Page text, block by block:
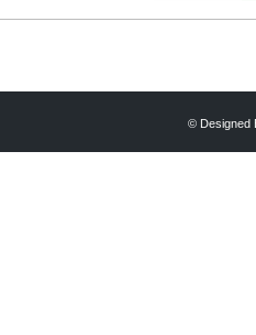
© Designed